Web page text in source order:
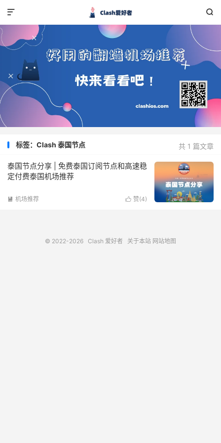


共 1 篇文章
标签：Clash 泰国节点
泰国节点分享 | 免费泰国订阅节点和高速稳
定付费泰国机场推荐
 赞(4)
 机场推荐
© 2022-2026 Clash 爱好者 关于本站 网站地图